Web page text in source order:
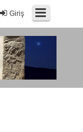
Giriş